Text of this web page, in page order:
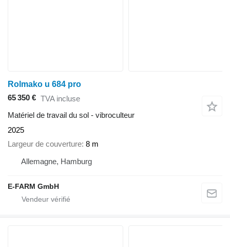
Rolmako u 684 pro
65 350 € TVA incluse
Matériel de travail du sol - vibroculteur
2025
Largeur de couverture 8 m
Allemagne, Hamburg
E-FARM GmbH